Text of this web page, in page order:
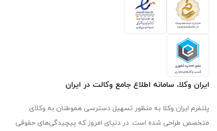
ایران وکلا، سامانه اطلاع جامع وکالت در ایران
پلتفرم ایران وکلا به منظور تسهیل دسترسی هموطنان به وکلای
متخصص طراحی شده است. در دنیای امروز که پیچیدگی‌های حقوقی